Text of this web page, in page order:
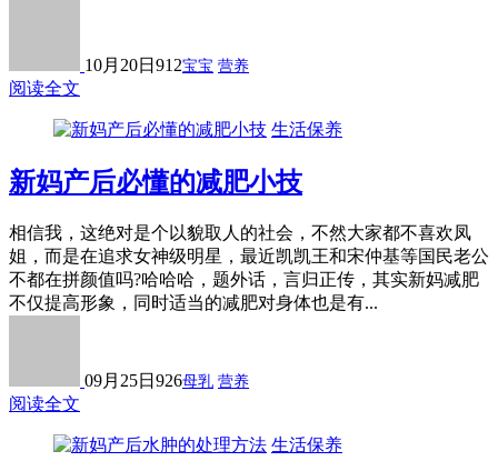
10月20日 912宝宝 营养
阅读全文
生活保养
新妈产后必懂的减肥小技
相信我，这绝对是个以貌取人的社会，不然大家都不喜欢凤
姐，而是在追求女神级明星，最近凯凯王和宋仲基等国民老公
不都在拼颜值吗?哈哈哈，题外话，言归正传，其实新妈减肥
不仅提高形象，同时适当的减肥对身体也是有...
09月25日 926母乳 营养
阅读全文
生活保养